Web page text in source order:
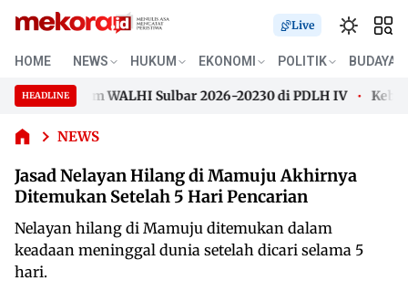
Live
HOME NEWS HUKUM EKONOMI POLITIK BUDAYA
HEADLINE
Pimpim WALHI Sulbar 2026-20230 di PDLH IV
Pimpim WALHI Sulbar 2026-20230 di PDLH IV
NEWS
Jasad
Hilang di
Akhirnya
Setelah 5
Hari
Jasad Nelayan Hilang di Mamuju Akhirnya
Ditemukan Setelah 5 Hari Pencarian
Nelayan hilang di Mamuju ditemukan dalam
keadaan meninggal dunia setelah dicari selama 5
hari.